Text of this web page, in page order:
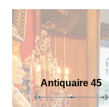
Antiquaire 45